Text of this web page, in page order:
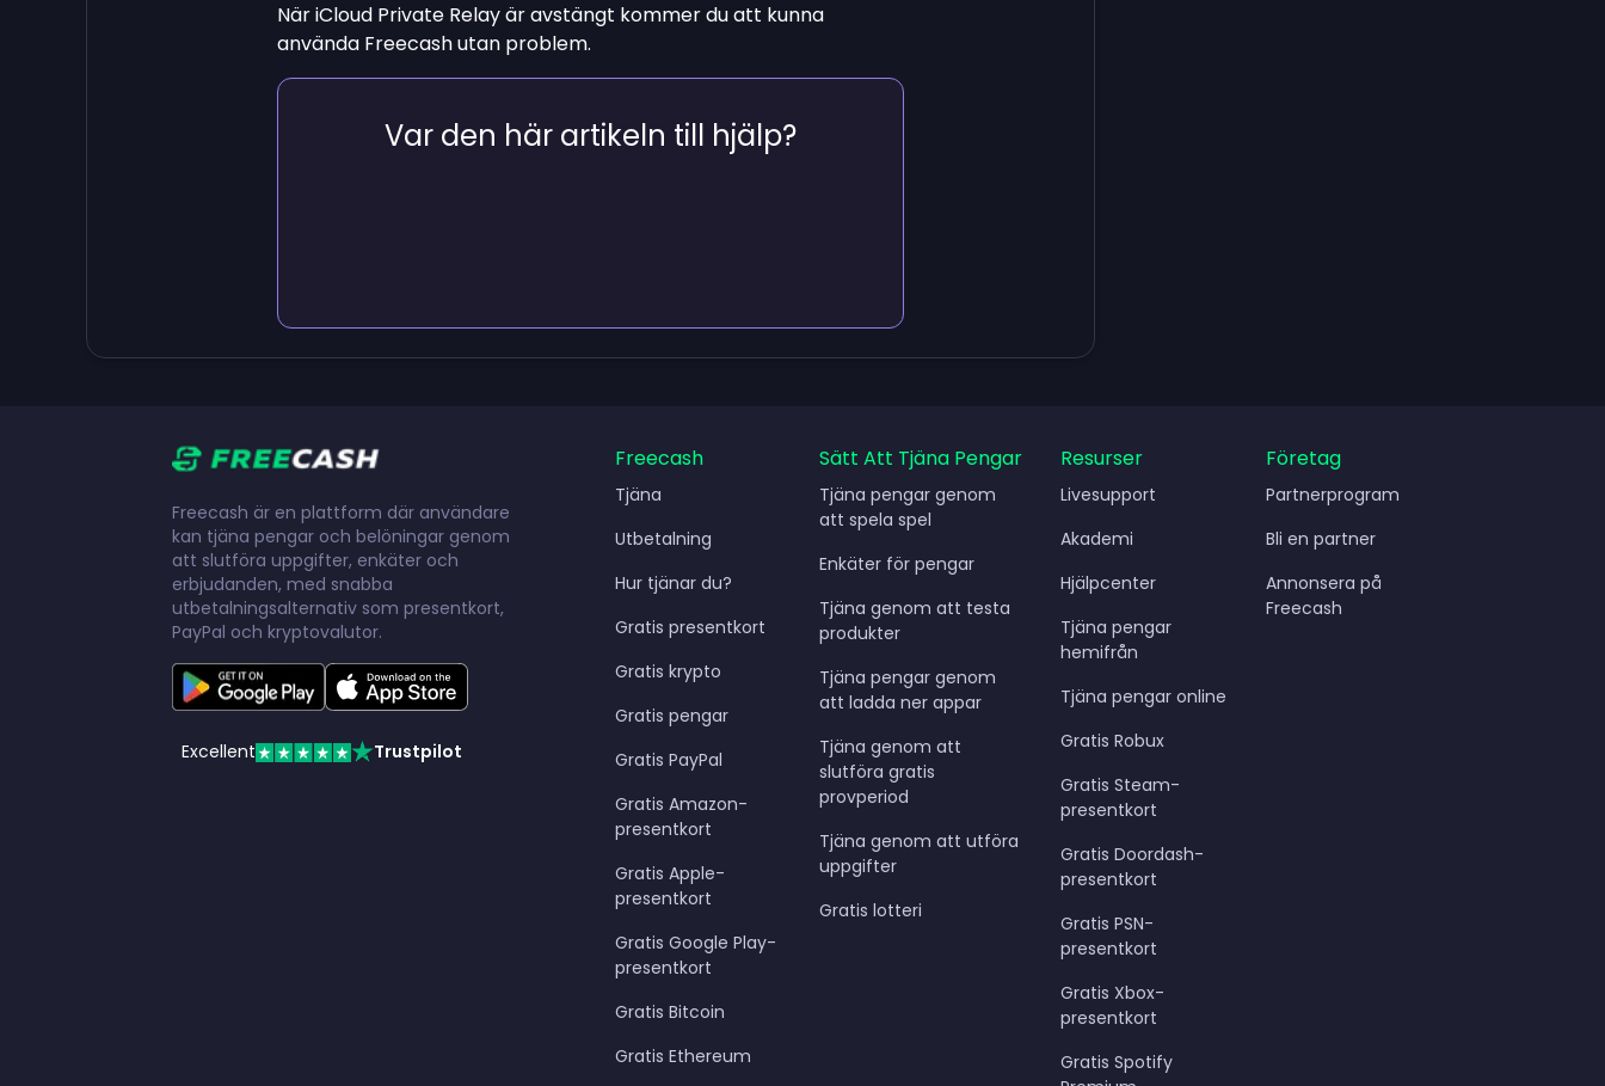
När iCloud Private Relay är avstängt kommer du att kunna
använda Freecash utan problem.
Var den här artikeln till hjälp?
Freecash är en plattform där användare
kan tjäna pengar och belöningar genom
att slutföra uppgifter, enkäter och
erbjudanden, med snabba
utbetalningsalternativ som presentkort,
PayPal och kryptovalutor.
Excellent Trustpilot
Freecash
Tjäna
Utbetalning
Hur tjänar du?
Gratis presentkort
Gratis krypto
Gratis pengar
Gratis PayPal
Gratis Amazon-
presentkort
Gratis Apple-
presentkort
Gratis Google Play-
presentkort
Gratis Bitcoin
Gratis Ethereum
Sätt Att Tjäna Pengar
Tjäna pengar genom
att spela spel
Enkäter för pengar
Tjäna genom att testa
produkter
Tjäna pengar genom
att ladda ner appar
Tjäna genom att
slutföra gratis
provperiod
Tjäna genom att utföra
uppgifter
Gratis lotteri
Resurser
Livesupport
Akademi
Hjälpcenter
Tjäna pengar
hemifrån
Tjäna pengar online
Gratis Robux
Gratis Steam-
presentkort
Gratis Doordash-
presentkort
Gratis PSN-
presentkort
Gratis Xbox-
presentkort
Gratis Spotify
Företag
Partnerprogram
Bli en partner
Annonsera på
Freecash